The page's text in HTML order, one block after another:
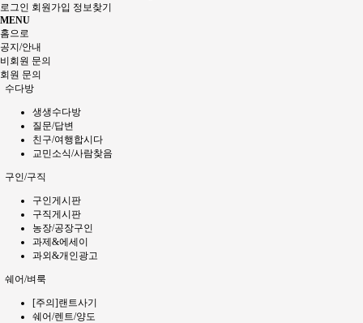
로그인 회원가입 정보찾기
MENU
홈으로
공지/안내
비회원 문의
회원 문의
수다방
생생수다방
질문/답변
친구/여행합시다
교민소식/사람찾음
구인/구직
구인게시판
구직게시판
농장/공장구인
과제&에세이
과외&개인광고
쉐어/벼룩
[주의]랜트사기
쉐어/렌트/양도